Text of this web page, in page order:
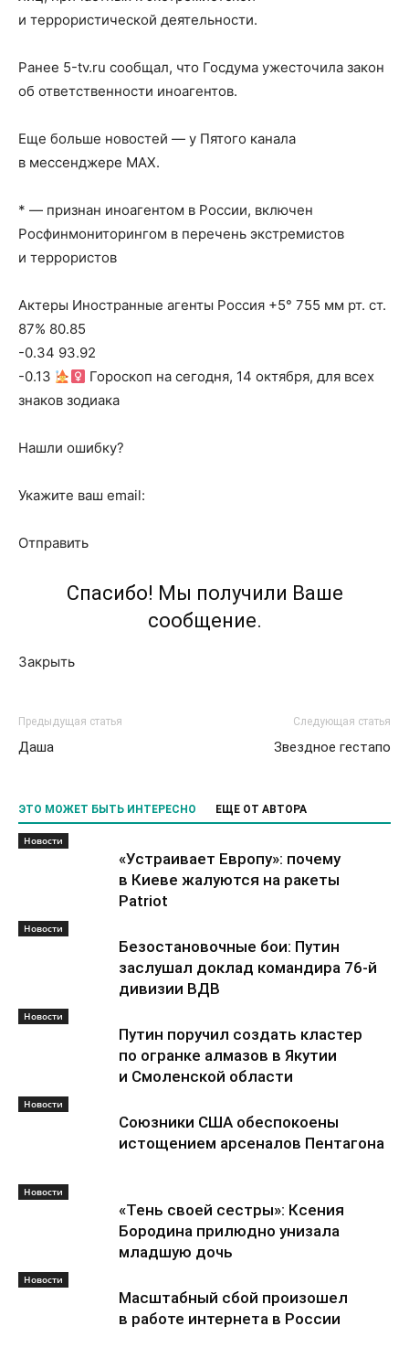
и террористической деятельности.
Ранее 5-tv.ru сообщал, что Госдума ужесточила закон
об ответственности иноагентов.
Еще больше новостей — у Пятого канала
в мессенджере MAX.
* — признан иноагентом в России, включен
Росфинмониторингом в перечень экстремистов
и террористов
Актеры Иностранные агенты Россия +5° 755 мм рт. ст.
87% 80.85
-0.34 93.92
-0.13
Гороскоп на сегодня, 14 октября, для всех
знаков зодиака
Нашли ошибку?
Укажите ваш email:
Отправить
Спасибо! Мы получили Ваше
сообщение.
Закрыть
Предыдущая статья
Даша
Следующая статья
Звездное гестапо
ЭТО МОЖЕТ БЫТЬ ИНТЕРЕСНО ЕЩЕ ОТ АВТОРА
Новости
«Устраивает Европу»: почему
в Киеве жалуются на ракеты
Patriot
Новости
Безостановочные бои: Путин
заслушал доклад командира 76-й
дивизии ВДВ
Новости
Путин поручил создать кластер
по огранке алмазов в Якутии
и Смоленской области
Новости
Союзники США обеспокоены
истощением арсеналов Пентагона
Новости
«Тень своей сестры»: Ксения
Бородина прилюдно унизала
младшую дочь
Новости
Масштабный сбой произошел
в работе интернета в России